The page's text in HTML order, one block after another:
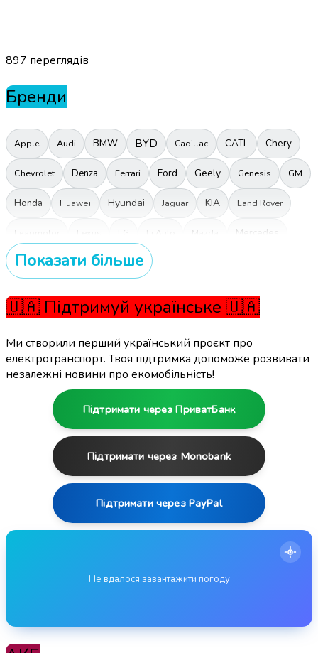
897 переглядів
Бренди
Apple Audi BMW BYD Cadillac CATL Chery
Chevrolet Denza Ferrari Ford Geely Genesis GM
Honda Huawei Hyundai Jaguar KIA Land Rover
Leapmotor Lexus LG Li Auto Mazda Mercedes
MG NIO Nissan NIU
Rivian
Toyota Volkswagen Volvo Xiaomi XPeng
Показати більше
🇺🇦 Підтримуй українське 🇺🇦
Ми створили перший український проєкт про
електротранспорт. Твоя підтримка допоможе розвивати
незалежні новини про екомобільність!
Підтримати через ПриватБанк
Підтримати через Monobank
Підтримати через PayPal
Не вдалося завантажити погоду